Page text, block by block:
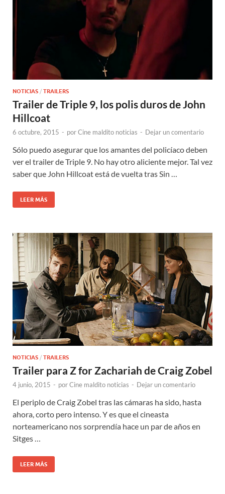
NOTICIAS / TRAILERS
Trailer de Triple 9, los polis duros de John
Hillcoat
6 octubre, 2015 - porCine maldito noticias - Dejar un comentario
Sólo puedo asegurar que los amantes del policíaco deben
ver el trailer de Triple 9. No hay otro aliciente mejor. Tal vez
saber que John Hillcoat está de vuelta tras Sin …
LEER MÁS
NOTICIAS / TRAILERS
Trailer para Z for Zachariah de Craig Zobel
4 junio, 2015 - porCine maldito noticias - Dejar un comentario
El periplo de Craig Zobel tras las cámaras ha sido, hasta
ahora, corto pero intenso. Y es que el cineasta
norteamericano nos sorprendía hace un par de años en
Sitges …
LEER MÁS